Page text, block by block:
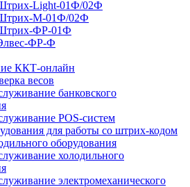
Light-01Ф/02Ф
М-01Ф/02Ф
ФР-01Ф
ФР-Ф
ККТ-онлайн
весов
банковского
POS-систем
для работы со штрих-кодом
оборудования
холодильного
электромеханического